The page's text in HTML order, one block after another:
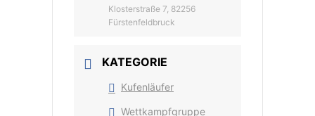
Klosterstraße 7, 82256
Fürstenfeldbruck
KATEGORIE
Kufenläufer
Wettkampfgruppe